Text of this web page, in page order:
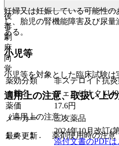
妊婦又は妊娠している可能性
し、胎児の腎機能障害及び尿
ある。
小児等
小児等を対象とした臨床試験は
適用上の注意、取扱い上
（適用上の注意）
１４．１． 薬剤使用時の注意
後
毒
劇
麻
向
覚
薬効分類
非ステロイド抗
一般名
フェルビナク
薬価
17.6円
メーカー
三友薬品
最終更新
2024年10月改訂(
添付文書のPDFは